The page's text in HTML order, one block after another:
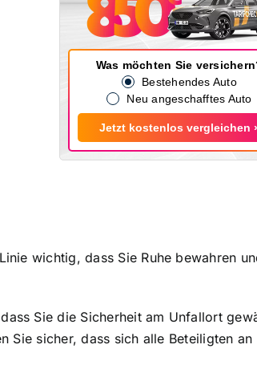
Was möchten Sie
Bestehendes Auto
Neu angeschafftes Auto
Jetzt kostenlos vergleichen
wichtig, dass Sie Ruhe bewahren
Sie die Sicherheit am Unfallort
Sie sicher, dass sich alle Beteiligten